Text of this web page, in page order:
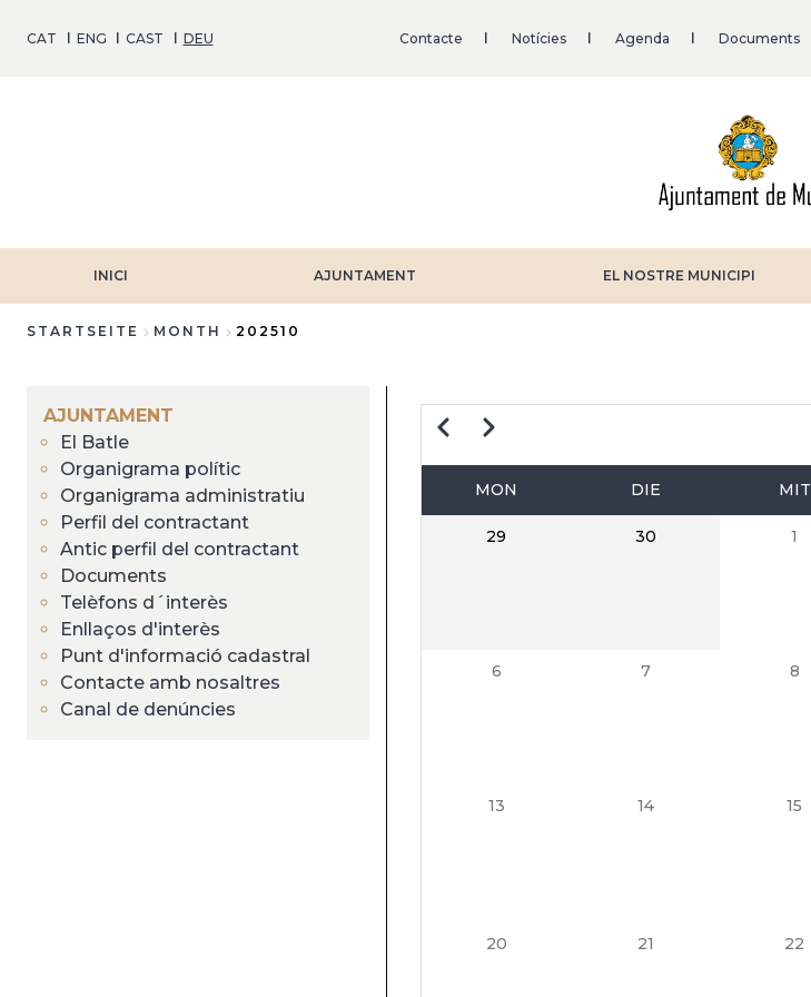
zumCAT ENG CAST DEU Contacte Notícies Agenda Documents
INICI AJUNTAMENT EL NOSTRE MUNICIPI
STARTSEITE MONTH 202510
AJUNTAMENT
El Batle
Organigrama polític
Organigrama administratiu
Perfil del contractant
Antic perfil del contractant
Documents
Telèfons d´interès
Enllaços d'interès
Punt d'informació cadastral
Contacte amb nosaltres
Canal de denúncies
SEITENNUMMERIERUNG
ZurückWeiter
MON DIE MIT
29 30 1
6 7 8
13 14 15
20 21 22